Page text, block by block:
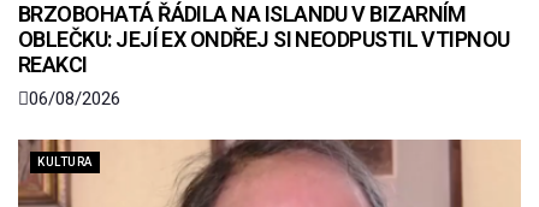
BRZOBOHATÁ ŘÁDILA NA ISLANDU V BIZARNÍM
OBLEČKU: JEJÍ EX ONDŘEJ SI NEODPUSTIL VTIPNOU
REAKCI
06/08/2026
KULTURA